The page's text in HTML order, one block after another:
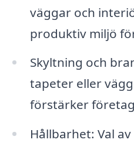
väggar och
produktiv miljö
Skyltning och
tapeter eller
förstärker
Hållbarhet: Val